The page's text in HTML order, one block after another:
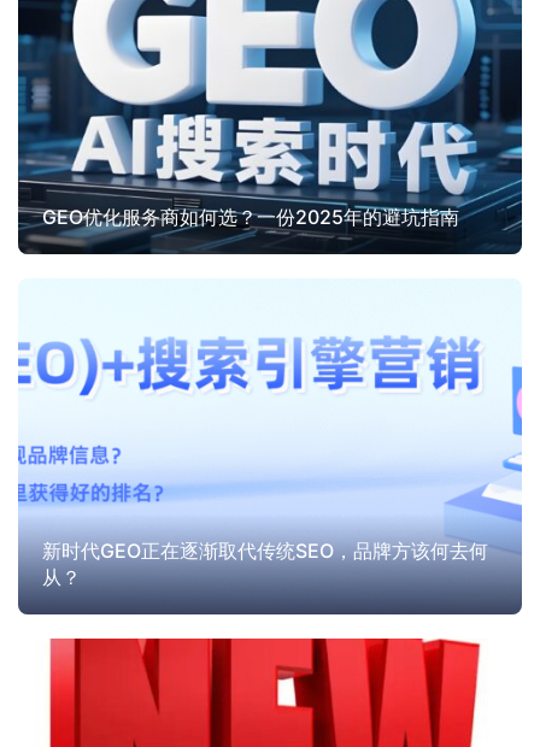
GEO优化服务商如何选？一份2025年的避坑指南
新时代GEO正在逐渐取代传统SEO，品牌方该何去何
从？